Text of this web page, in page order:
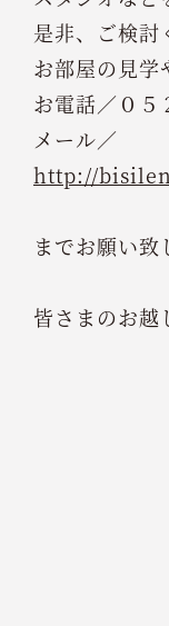
是非、ご検討
お部屋の見学
お電話／０５
メール／
http://
までお願い致
皆さまのお越